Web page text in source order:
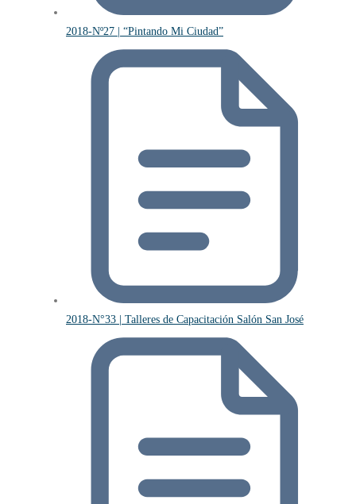
2018-Nº27 | “Pintando Mi Ciudad”
2018-N°33 | Talleres de Capacitación Salón San José